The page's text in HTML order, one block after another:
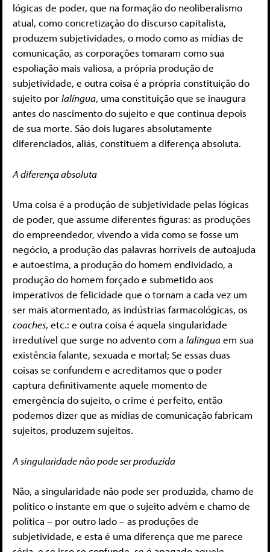
lógicas de poder, que na formação do neoliberalismo
atual, como concretização do discurso capitalista,
produzem subjetividades, o modo como as mídias de
comunicação, as corporações tomaram como sua
espoliação mais valiosa, a própria produção de
subjetividade, e outra coisa é a própria constituição do
sujeito porlalíngua, uma constituição que se inaugura
antes do nascimento do sujeito e que continua depois
de sua morte. São dois lugares absolutamente
diferenciados, aliás, constituem a diferença absoluta.
A diferença absoluta
Uma coisa é a produção de subjetividade pelas lógicas
de poder, que assume diferentes figuras: as produções
do empreendedor, vivendo a vida como se fosse um
negócio, a produção das palavras horríveis de autoajuda
e autoestima, a produção do homem endividado, a
produção do homem forçado e submetido aos
imperativos de felicidade que o tornam a cada vez um
ser mais atormentado, as indústrias farmacológicas, os
coaches, etc.: e outra coisa é aquela singularidade
irredutível que surge no advento com a lalínguaem sua
existência falante, sexuada e mortal; Se essas duas
coisas se confundem e acreditamos que o poder
captura definitivamente aquele momento de
emergência do sujeito, o crime é perfeito, então
podemos dizer que as mídias de comunicação fabricam
sujeitos, produzem sujeitos.
A singularidade não pode ser produzida
Não, a singularidade não pode ser produzida, chamo de
político o instante em que o sujeito advém e chamo de
política – por outro lado – as produções de
subjetividade, e esta é uma diferença que me parece